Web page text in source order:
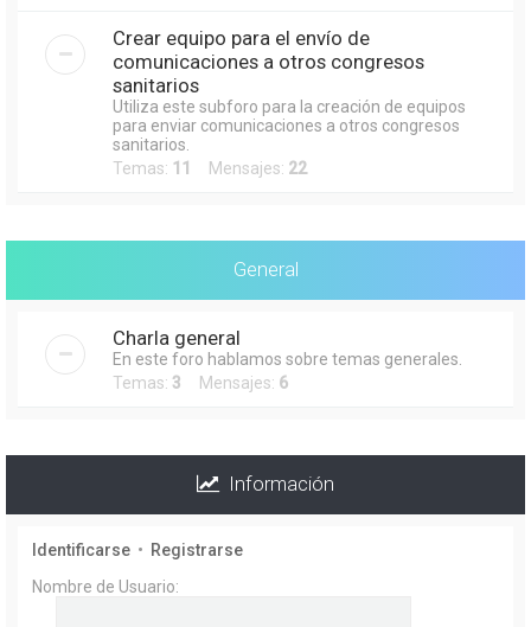
Crear equipo para el envío de
comunicaciones a otros congresos
sanitarios
Utiliza este subforo para la creación de equipos
para enviar comunicaciones a otros congresos
sanitarios.
Temas: 11 Mensajes: 22
General
Charla general
En este foro hablamos sobre temas generales.
Temas: 3 Mensajes: 6
Información
Identificarse • Registrarse
Nombre de Usuario: